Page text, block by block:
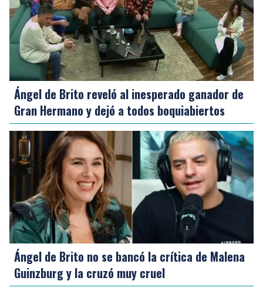
Ángel de Brito reveló al inesperado ganador de
Gran Hermano y dejó a todos boquiabiertos
Ángel de Brito no se bancó la crítica de Malena
Guinzburg y la cruzó muy cruel